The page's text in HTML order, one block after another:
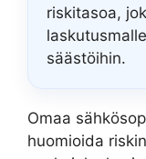
riskitasoa,
säästöihin.
Omaa
huomioida